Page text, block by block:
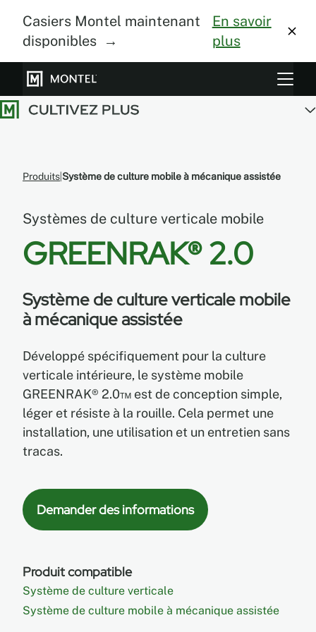
Casiers Montel maintenant
disponibles →
En savoir
plus
Systèmes de rangement
À propos
Blogue
Produits Système de culture mobile à mécanique assistée
Systèmes de culture verticale mobile
GREENRAK® 2.0
Système de culture verticale mobile
à mécanique assistée
Développé spécifiquement pour la culture
verticale intérieure, le système mobile
GREENRAK® 2.0™ est de conception simple,
léger et résiste à la rouille. Cela permet une
installation, une utilisation et un entretien sans
tracas.
Demander des informations
Produit compatible
Système de culture verticale
Système de culture mobile à mécanique assistée